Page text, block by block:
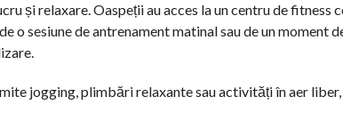
și relaxare. Oaspeții au acces la un centru de fitness
o sesiune de antrenament matinal sau de un moment
jogging, plimbări relaxante sau activități în aer